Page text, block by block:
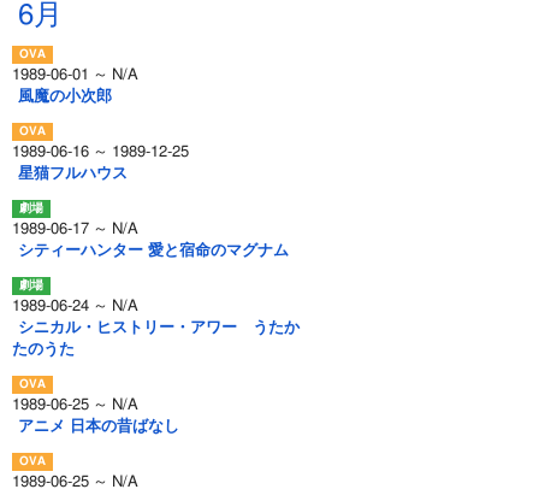
6月
1989-06-01 ～ N/A
風魔の小次郎
1989-06-16 ～ 1989-12-25
星猫フルハウス
1989-06-17 ～ N/A
シティーハンター 愛と宿命のマグナム
1989-06-24 ～ N/A
シニカル・ヒストリー・アワー うたか
たのうた
1989-06-25 ～ N/A
アニメ 日本の昔ばなし
1989-06-25 ～ N/A